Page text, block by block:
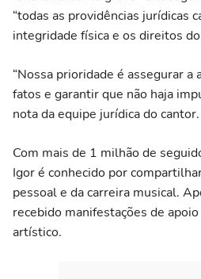
“todas as providências jurídicas
integridade física e os direitos
“Nossa prioridade é assegurar a
fatos e garantir que não haja
nota da equipe jurídica do cantor.
Com mais de 1 milhão de
Igor é conhecido por
pessoal e da carreira musical.
recebido manifestações de
artístico.